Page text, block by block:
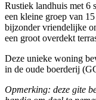
Rustiek landhuis met 6
een kleine groep van
bijzonder vriendelijke
een groot overdekt
Deze unieke woning
in de oude boerderij
Opmerking: deze gite